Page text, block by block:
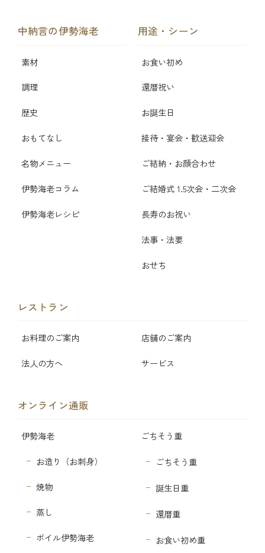
中納言の伊勢海老
素材
調理
歴史
おもてなし
名物メニュー
伊勢海老コラム
伊勢海老レシピ
用途・シーン
お食い初め
還暦祝い
お誕生日
接待・宴会・歓送迎会
ご結納・お顔合わせ
ご結婚式 1.5次会・二次会
長寿のお祝い
法事・法要
おせち
レストラン
お料理のご案内 店舗のご案内
法人の方へ サービス
オンライン通販
伊勢海老
お造り（お刺身）
焼物
蒸し
ボイル伊勢海老
ごちそう重
ごちそう重
誕生日重
還暦重
お食い初め重